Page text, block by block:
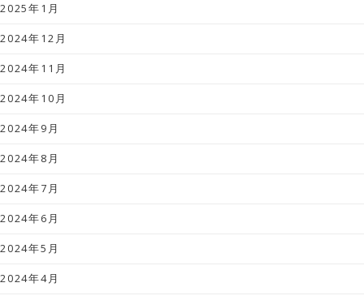
2025年1月
2024年12月
2024年11月
2024年10月
2024年9月
2024年8月
2024年7月
2024年6月
2024年5月
2024年4月